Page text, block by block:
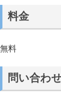
料金
無料
問い合わ